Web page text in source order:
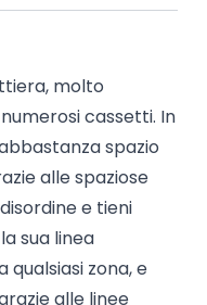
molto
cassetti. In
spazio
alle spaziose
e tieni
sua linea
qualsiasi zona, e
alle linee